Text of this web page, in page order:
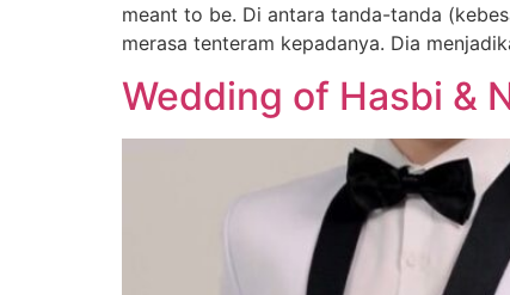
meant to be. Di antara tanda-tanda
merasa tenteram kepadanya. Dia
Wedding of Hasbi &